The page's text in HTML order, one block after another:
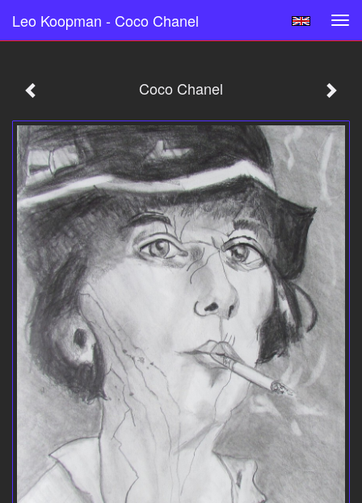
Leo Koopman - Coco Chanel
Coco Chanel